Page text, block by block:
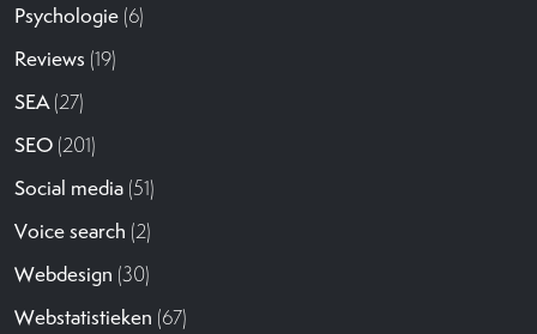
Psychologie (6)
Reviews (19)
SEA(27)
SEO (201)
Social media (51)
Voice search (2)
Webdesign (30)
Webstatistieken (67)